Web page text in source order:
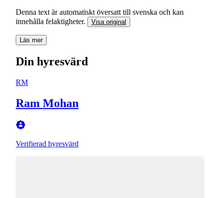
Denna text är automatiskt översatt till svenska och kan
innehålla felaktigheter.
Visa original
Läs mer
Din hyresvärd
RM
Ram Mohan
Verifierad hyresvärd